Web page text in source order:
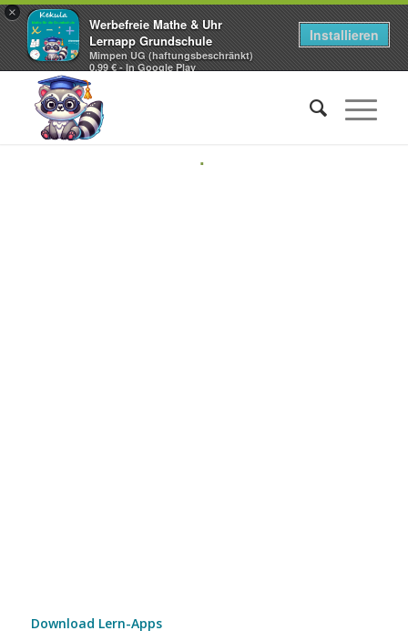
×
Werbefreie Mathe & Uhr
Lernapp Grundschule
Mimpen UG (haftungsbeschränkt)
0,99 € - In Google Play
Installieren
Download Lern-Apps